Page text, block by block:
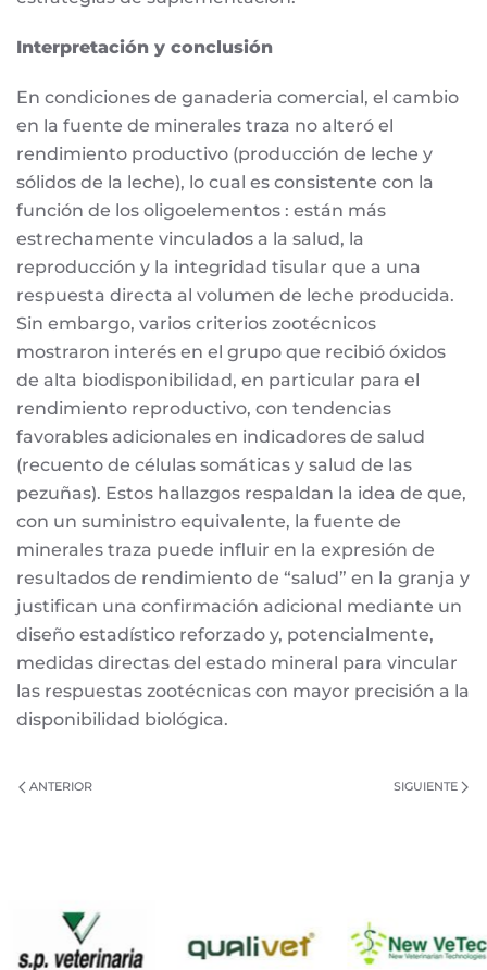
Interpretación y conclusión
En condiciones de ganaderia comercial, el cambio
en la fuente de minerales traza no alteró el
rendimiento productivo (producción de leche y
sólidos de la leche), lo cual es consistente con la
función de los oligoelementos : están más
estrechamente vinculados a la salud, la
reproducción y la integridad tisular que a una
respuesta directa al volumen de leche producida.
Sin embargo, varios criterios zootécnicos
mostraron interés en el grupo que recibió óxidos
de alta biodisponibilidad, en particular para el
rendimiento reproductivo, con tendencias
favorables adicionales en indicadores de salud
(recuento de células somáticas y salud de las
pezuñas). Estos hallazgos respaldan la idea de que,
con un suministro equivalente, la fuente de
minerales traza puede influir en la expresión de
resultados de rendimiento de “salud” en la granja y
justifican una confirmación adicional mediante un
diseño estadístico reforzado y, potencialmente,
medidas directas del estado mineral para vincular
las respuestas zootécnicas con mayor precisión a la
disponibilidad biológica.
ANTERIOR SIGUIENTE